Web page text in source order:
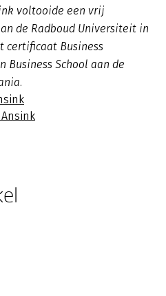
voltooide een vrij
de Radboud Universiteit in
certificaat Business
Business School aan de